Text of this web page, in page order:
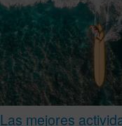
Las mejores